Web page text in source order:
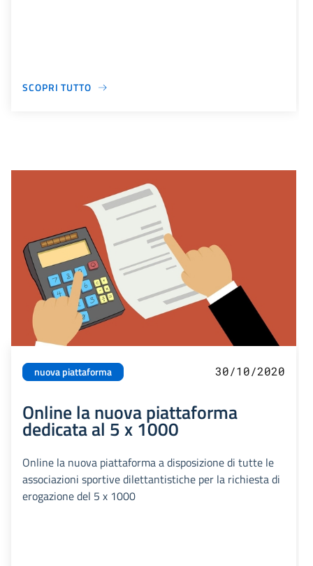
SCOPRI TUTTO
nuova piattaforma 30/10/2020
Online la nuova piattaforma
dedicata al 5 x 1000
Online la nuova piattaforma a disposizione di tutte le
associazioni sportive dilettantistiche per la richiesta di
erogazione del 5 x 1000